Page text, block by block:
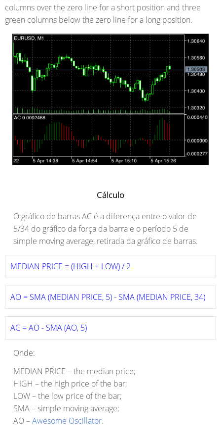
columns over the zero line for a short position and three
green columns below the zero line for a long position.
Cálculo
O gráfico de barras AC é a diferença entre o valor de
5/34 do gráfico da força da barra e o período 5 de
simple moving average, retirada da gráfico de barras.
MEDIAN PRICE = (HIGH + LOW) / 2
AO = SMA (MEDIAN PRICE, 5) - SMA (MEDIAN PRICE, 34)
AC = AO - SMA (AO, 5)
Onde:
MEDIAN PRICE – the median price;
HIGH – the high price of the bar;
LOW – the low price of the bar;
SMA – simple moving average;
AO –Awesome Oscillator.